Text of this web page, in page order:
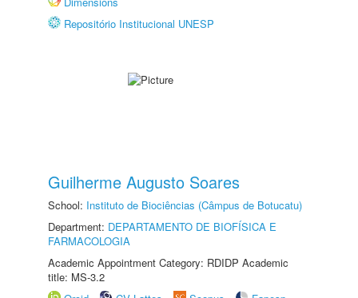
Repositório Institucional UNESP
Guilherme Augusto Soares
School: Instituto de Biociências (Câmpus de Botucatu)
Department: DEPARTAMENTO DE BIOFÍSICA E
FARMACOLOGIA
Academic Appointment Category: RDIDP Academic
title: MS-3.2